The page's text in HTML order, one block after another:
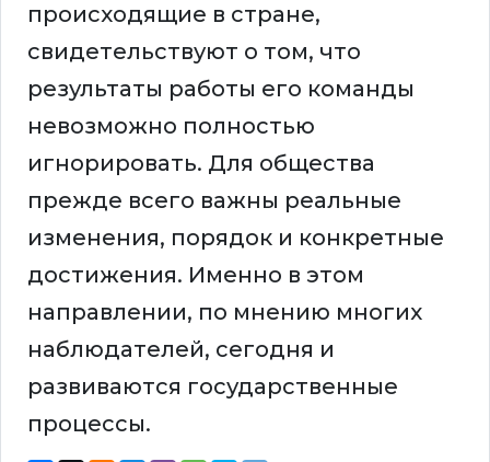
происходящие в стране,
свидетельствуют о том, что
результаты работы его команды
невозможно полностью
игнорировать. Для общества
прежде всего важны реальные
изменения, порядок и конкретные
достижения. Именно в этом
направлении, по мнению многих
наблюдателей, сегодня и
развиваются государственные
процессы.